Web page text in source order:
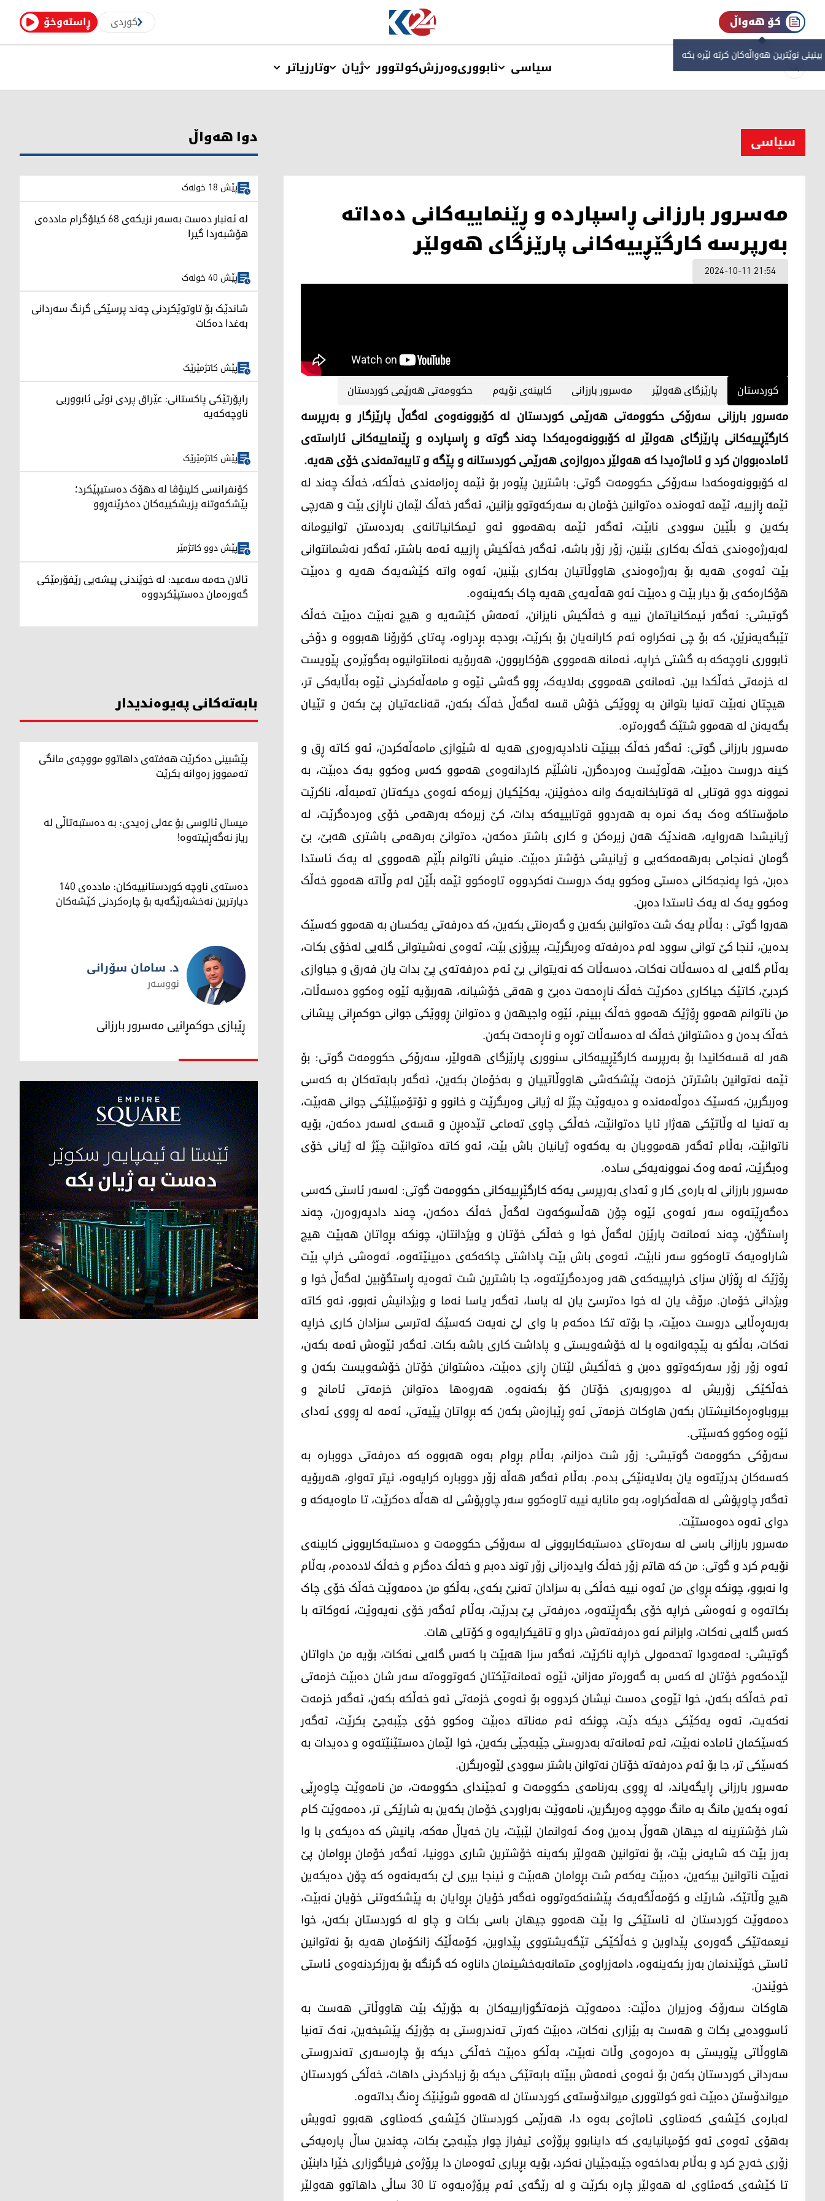
ڕاستەوخۆ کوردی کۆ هەواڵ
نوێترین هەواڵەکان کرتە لێرە بکە
سیاسی ئابووریوەرزشکولتوور ژیان وتارزیاتر
سیاسی
مەسرور بارزانی ڕاسپاردە و ڕێنماییەکانی دەداتە
بەرپرسە کارگێڕییەکانی پارێزگای هەولێر
2024-10-11 21:54
کوردستان پارێزگای هەولێر مەسرور بارزانی کابینەی نۆیەم حکوومەتی هەرێمی کوردستان
مەسرور بارزانی سەرۆکی حکوومەتی هەرێمی کوردستان لە کۆبوونەوەی لەگەڵ پارێزگار و بەرپرسە
کارگێڕییەکانی پارێزگای هەولێر لە کۆبوونەوەیەکدا چەند گوتە و ڕاسپاردە و ڕێنماییەکانی ئاراستەی
ئامادەبووان کرد و ئاماژەیدا کە هەولێر دەروازەی هەرێمی کوردستانە و پێگە و تایبەتمەندی خۆی هەیە.
لە کۆبوونەوەکەدا سەرۆکی حکوومەت گوتی: باشترین پێوەر بۆ ئێمە ڕەزامەندی خەڵکە، خەڵک چەند لە
ئێمە ڕازییە، ئێمە ئەوەندە دەتوانین خۆمان بە سەرکەوتوو بزانین، ئەگەر خەڵک لێمان ناڕازی بێت و هەرچی
بکەین و بڵێین سوودی نابێت، ئەگەر ئێمە بەهەموو ئەو ئیمکانیاتانەی بەردەستن توانیومانە
لەبەرژەوەندی خەڵک بەکاری بێنین، زۆر زۆر باشە، ئەگەر خەڵکیش ڕازییە ئەمە باشتر، ئەگەر نەشمانتوانی
بێت ئەوەی هەیە بۆ بەرژەوەندی هاووڵاتیان بەکاری بێنین، ئەوە واتە کێشەیەک هەیە و دەبێت
هۆکارەکەی بۆ دیار بێت و دەبێت ئەو هەڵەیەی هەیە چاک بکەینەوە.
گوتیشی: ئەگەر ئیمکانیاتمان نییە و خەڵکیش نایزانن، ئەمەش کێشەیە و هیچ نەبێت دەبێت خەڵک
تێبگەیەنرێن، کە بۆ چی نەکراوە ئەم کارانەیان بۆ بکرێت، بودجە بڕدراوە، پەتای کۆرۆنا هەبووە و دۆخی
ئابووری ناوچەکە بە گشتی خراپە، ئەمانە هەمووی هۆکاربوون، هەربۆیە نەمانتوانیوە بەگوێرەی پێویست
لە خزمەتی خەڵکدا بین. ئەمانەی هەمووی بەلایەک، ڕوو گەشی ئێوە و مامەڵەکردنی ئێوە بەڵایەکی تر،
هیچتان نەبێت تەنیا بتوانن بە ڕووێکی خۆش قسە لەگەڵ خەڵک بکەن، قەناعەتیان پێ بکەن و تێیان
بگەیەنن لە هەموو شتێک گەورەترە.
مەسرور بارزانی گوتی: ئەگەر خەڵک ببینێت نادادپەروەری هەیە لە شێوازی مامەڵەکردن، ئەو کاتە ڕق و
کینە دروست دەبێت، هەڵوێست وەردەگرن، ناشڵێم کاردانەوەی هەموو کەس وەکوو یەک دەبێت، بە
نموونە دوو قوتابی لە قوتابخانەیەک وانە دەخوێنن، یەکێکیان زیرەکە ئەوەی دیکەتان تەمبەڵە، ناکرێت
مامۆستاکە وەک یەک نمرە بە هەردوو قوتابییەکە بدات، کێ زیرەکە بەرهەمی خۆی وەردەگرێت، لە
ژیانیشدا هەروایە، هەندێک هەن زیرەکن و کاری باشتر دەکەن، دەتوانێ بەرهەمی باشتری هەبێ، بێ
گومان ئەنجامی بەرهەمەکەیی و ژیانیشی خۆشتر دەبێت. منیش ناتوانم بڵێم هەمووی لە یەک ئاستدا
دەبن، خوا پەنجەکانی دەستی وەکوو یەک دروست نەکردووە تاوەکوو ئێمە بڵێن لەم وڵاتە هەموو خەڵک
وەکوو یەک لە یەک ئاستدا دەبن.
هەروا گوتی : بەڵام یەک شت دەتوانین بکەین و گەرەنتی بکەین، کە دەرفەتی یەکسان بە هەموو کەسێک
بدەین، ئنجا کێ توانی سوود لەم دەرفەتە وەربگرێت، پیرۆزی بێت، ئەوەی نەشیتوانی گلەیی لەخۆی بکات،
بەڵام گلەیی لە دەسەڵات نەکات، دەسەڵات کە نەیتوانی بێ ئەم دەرفەتەی پێ بدات یان فەرق و جیاوازی
کردبێ، کاتێک جیاکاری دەکرێت خەڵک ناڕەحەت دەبێ و هەقی خۆشیانە، هەربۆیە ئێوە وەکوو دەسەڵات،
من ناتوانم هەموو ڕۆژێک هەموو خەڵک ببینم، ئێوە واجیهەن و دەتوانن ڕووێکی جوانی حوکمڕانی پیشانی
خەڵک بدەن و دەشتوانن خەڵک لە دەسەڵات توڕە و ناڕەحەت بکەن.
هەر لە قسەکانیدا بۆ بەرپرسە کارگێڕییەکانی سنووری پارێزگای هەولێر، سەرۆکی حکوومەت گوتی: بۆ
ئێمە نەتوانین باشترتن خزمەت پێشکەشی هاووڵاتییان و بەخۆمان بکەین، ئەگەر بابەتەکان بە کەسی
وەربگرین، کەسێک دەوڵەمەندە و دەیەوێت چێژ لە ژیانی وەربگرێت و خانوو و ئۆتۆمبێلێکی جوانی هەبێت،
بە تەنیا لە وڵاتێکی هەژار ئایا دەتوانێت، خەڵکی چاوی تەماعی تێدەبڕن و قسەی لەسەر دەکەن، بۆیە
ناتوانێت، بەڵام ئەگەر هەموویان بە یەکەوە ژیانیان باش بێت، ئەو کاتە دەتوانێت چێژ لە ژیانی خۆی
وەبگرێت، ئەمە وەک نموونەیەکی سادە.
مەسرور بارزانی لە بارەی کار و ئەدای بەرپرسی یەکە کارگێڕییەکانی حکوومەت گوتی: لەسەر ئاستی کەسی
دەگەڕێتەوە سەر ئەوەی ئێوە چۆن هەڵسوکەوت لەگەڵ خەڵک دەکەن، چەند دادپەروەرن، چەند
ڕاستگۆن، چەند ئەمانەت پارێزن لەگەڵ خوا و خەڵکی خۆتان و ویژدانتان، چونکە بڕواتان هەبێت هیچ
شاراوەیەک تاوەکوو سەر نابێت، ئەوەی باش بێت پاداشتی چاکەکەی دەبینێتەوە، ئەوەشی خراپ بێت
ڕۆژێک لە ڕۆژان سزای خراپییەکەی هەر وەردەگرێتەوە، جا باشترین شت ئەوەیە ڕاستگۆبین لەگەڵ خوا و
ویژدانی خۆمان. مرۆڤ یان لە خوا دەترسێ یان لە یاسا، ئەگەر یاسا نەما و ویژدانیش نەبوو، ئەو کاتە
بەربەڕەڵایی دروست دەبێت، جا بۆتە تکا دەکەم با وای لێ نەیەت کەسێک لەترسی سزادان کاری خراپە
نەکات، بەڵکو بە پێچەوانەوە با لە خۆشەویستی و پاداشت کاری باشە بکات. ئەگەر ئێوەش ئەمە بکەن،
ئەوە زۆر زۆر سەرکەوتوو دەبن و خەڵکیش لێتان ڕازی دەبێت، دەشتوانن خۆتان خۆشەویست بکەن و
خەڵکێکی زۆریش لە دەوروبەری خۆتان کۆ بکەنەوە. هەروەها دەتوانن خزمەتی ئامانج و
بیروباوەڕەکانیشتان بکەن هاوکات خزمەتی ئەو ڕێبازەش بکەن کە بڕواتان پێیەتی، ئەمە لە ڕووی ئەدای
ئێوە وەکوو کەسێتی.
سەرۆکی حکوومەت گوتیشی: زۆر شت دەزانم، بەڵام بڕوام بەوە هەبووە کە دەرفەتی دووبارە بە
کەسەکان بدرێتەوە یان بەلایەنێکی بدەم. بەڵام ئەگەر هەڵە زۆر دووبارە کرایەوە، ئیتر تەواو، هەربۆیە
ئەگەر چاوپۆشی لە هەڵەکراوە، بەو مانایە نییە تاوەکوو سەر چاوپۆشی لە هەڵە دەکرێت، تا ماوەیەکە و
دوای ئەوە دەوەستێت.
مەسرور بارزانی باسی لە سەرەتای دەستبەکاربوونی لە سەرۆکی حکوومەت و دەستبەکاربوونی کابینەی
نۆیەم کرد و گوتی: من کە هاتم زۆر خەڵک وایدەزانی زۆر توند دەبم و خەڵک دەگرم و خەڵک لادەدەم، بەڵام
وا نەبوو، چونکە بڕوای من ئەوە نییە خەڵکی بە سزادان تەنبێ بکەی، بەڵکو من دەمەوێت خەڵک خۆی چاک
بکاتەوە و ئەوەشی خراپە خۆی بگەڕێتەوە، دەرفەتی پێ بدرێت، بەڵام ئەگەر خۆی نەیەوێت، ئەوکاتە با
کەس گلەیی نەکات، وابزانم ئەو دەرفەتەش دراو و تاقیکرایەوە و کۆتایی هات.
گوتیشی: لەمەودوا تەحەمولی خراپە ناکرێت، ئەگەر سزا هەبێت با کەس گلەیی نەکات، بۆیە من داواتان
لێدەکەوم خۆتان لە کەس بە گەورەتر مەزانن، ئێوە ئەمانەتێکتان کەوتووەتە سەر شان دەبێت خزمەتی
ئەم خەڵکە بکەن، خوا ئێوەی دەست نیشان کردووە بۆ ئەوەی خزمەتی ئەو خەڵکە بکەن، ئەگەر خزمەت
نەکەیت، ئەوە یەکێکی دیکە دێت، چونکە ئەم مەناتە دەبێت وەکوو خۆی جێبەجێ بکرێت، ئەگەر
کەسێکمان ئامادە نەبێت، ئەم ئەمانەتە بەدروستی جێبەجێی بکەین، خوا لێمان دەستێنێتەوە و دەیدات بە
کەسێکی تر، جا بۆ ئەم دەرفەتە خۆتان نەتوانن باشتر سوودی لێوەربگرن.
مەسرور بارزانی ڕایگەیاند، لە ڕووی بەرنامەی حکوومەت و ئەجێندای حکوومەت، من نامەوێت چاوەڕێی
ئەوە بکەین مانگ بە مانگ مووچە وەربگرین، نامەوێت بەراوردی خۆمان بکەین بە شارێکی تر، دەمەوێت کام
شار خۆشترینە لە جیهان هەوڵ بدەین وەک ئەوانمان لێبێت، یان خەیاڵ مەکە، یانیش کە دەیکەی با وا
بەرز بێت کە شایەنی بێت، بۆ نەتوانین هەولێر بکەینە خۆشترین شاری دوونیا، ئەگەر خۆمان بڕوامان پێ
نەبێت ناتوانین بیکەین، دەبێت یەکەم شت بڕوامان هەبێت و ئینجا بیری لێ بکەیەنەوە کە چۆن دەیکەین
هیچ وڵاتێک، شارێك و کۆمەڵگەیەک پێشنەکەوتووە ئەگەر خۆیان بڕوایان بە پێشکەوتنی خۆیان نەبێت،
دەمەوێت کوردستان لە ئاستێکی وا بێت هەموو جیهان باسی بکات و چاو لە کوردستان بکەن، خوا
نیعمەتێکی گەورەی پێداوین و خەڵکێکی تێگەیشتووی پێداوین، کۆمەڵێک زانکۆمان هەیە بۆ نەتوانین
ئاستی خوێندنمان بەرز بکەینەوە، دامەزراوەی متمانەبەخشینمان داناوە کە گرنگە بۆ بەرزکردنەوەی ئاستی
خوێندن.
هاوکات سەرۆک وەزیران دەڵێت: دەمەوێت خزمەتگوزارییەکان بە جۆرێک بێت هاووڵاتی هەست بە
ئاسوودەیی بکات و هەست بە بێزاری نەکات، دەبێت کەرتی تەندروستی بە جۆرێک پێشبخەین، نەک تەنیا
هاووڵاتی پێویستی بە دەرەوەی وڵات نەبێت، بەڵکو دەبێت خەڵکی دیکە بۆ چارەسەری تەندروستی
سەردانی کوردستان بکەن بۆ ئەوەی ئەمەش ببێتە بابەتێکی دیکە بۆ زیادکردنی داهات، خەڵکی کوردستان
میواندۆستن دەبێت ئەو کولتووری میواندۆستەی کوردستان لە هەموو شوێنێک ڕەنگ بداتەوە.
لەبارەی کێشەی کەمئاوی ئاماژەی بەوە دا، هەرێمی کوردستان کێشەی کەمئاوی هەبوو ئەویش
بەهۆی ئەوەی ئەو کۆمپانیایەی کە داینابوو پرۆژەی ئیفراز چوار جێبەجێ بکات، چەندین ساڵ پارەیەکی
زۆری خەرج کرد و بەڵام بەداخەوە جێبەجێیان نەکرد، بۆیە بڕیاری ئەوەمان دا پرۆژەی فریاگوزاری خێرا دابنێن
تا کێشەی کەمئاوی لە هەولێر چارە بکرێت و لە رێگەی ئەم پرۆژەیەوە تا 30 ساڵی داهاتوو هەولێر
دوا هەواڵ
پێش 18 خولەک
لە ئەنبار دەست بەسەر نزیکەی 68 کیلۆگرام ماددەی
هۆشبەردا گیرا
پێش 40 خولەک
شاندێک بۆ تاوتوێکردنی چەند پرسێکی گرنگ سەردانی
بەغدا دەکات
پێش کاتژمێرێک
راپۆرتێکی پاکستانی: عێراق پردی نوێی ئابووریی
ناوچەکەیە
پێش کاتژمێرێک
کۆنفرانسی کلینۆڤا لە دهۆک دەستیپێکرد؛
پێشکەوتنە پزیشکییەکان دەخرێنەڕوو
پێش دوو کاتژمێر
ئالان حەمە سەعید: لە خوێندنی پیشەیی رێفۆرمێکی
گەورەمان دەستپێکردووە
بابەتەکانی پەیوەندیدار
پێشبینی دەکرێت هەفتەی داهاتوو مووچەی مانگی
تەممووز رەوانە بکرێت
میسال ئالوسی بۆ عەلی زەیدی: بە دەستبەتاڵی لە
ریاز نەگەڕێیتەوە!
دەستەی ناوچە کوردستانییەکان: ماددەی 140
دیارترین نەخشەرێگەیە بۆ چارەکردنی کێشەکان
د. سامان سۆرانی
د. سامان سۆرانی
نووسەر
ڕێبازی حوکمڕانیی مەسرور بارزانی